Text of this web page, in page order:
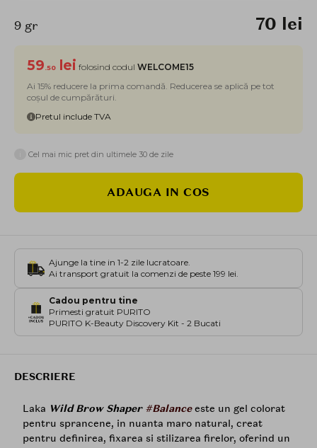
9 gr 70 lei
59 .50 lei folosind codul WELCOME15
Ai 15% reducere la prima comandă. Reducerea se aplică pe tot
coșul de cumpărături.
Pretul include TVA
Cel mai mic pret din ultimele 30 de zile
ADAUGA IN COS
Ajunge la tine in 1-2 zile lucratoare.
Ai transport gratuit la comenzi de peste 199 lei.
Cadou pentru tine
Primesti gratuit PURITO
PURITO K-Beauty Discovery Kit - 2 Bucati
DESCRIERE
Laka Wild Brow Shaper #Balanceeste un gel colorat
pentru sprancene, in nuanta maro natural, creat
pentru definirea, fixarea si stilizarea firelor, oferind un